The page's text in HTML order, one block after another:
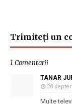
Trimiteți un
1 Comentarii
TANAR
28
Multe